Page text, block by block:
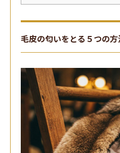
毛皮の匂いをとる５つの方